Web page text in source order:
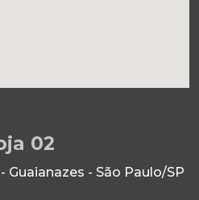
02
Guaianazes - São Paulo/SP